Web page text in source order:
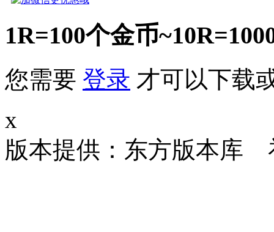
1R=100个金币
您需要 登录 才可以下载
x
版本提供：东方版本